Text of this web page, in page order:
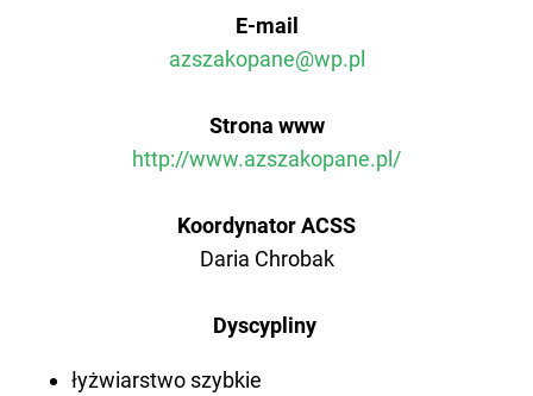
E-mail
azszakopane@wp.pl
Strona www
http://www.azszakopane.pl/
Koordynator ACSS
Daria Chrobak
Dyscypliny
łyżwiarstwo szybkie